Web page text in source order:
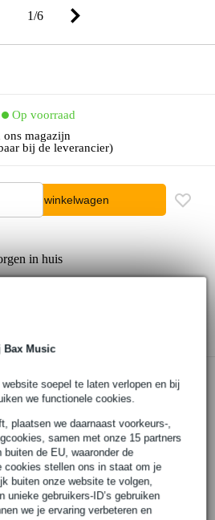
Music
soepel te laten verlopen en bij
we functionele cookies.
plaatsen we daarnaast voorkeurs-,
samen met onze 15 partners
de EU, waaronder de
cookies stellen ons in staat om je
buiten onze website te volgen,
unieke gebruikers-ID’s gebruiken
we je ervaring verbeteren en
1/6
Op voorraad
magazijn
bij de leverancier)
In winkelwagen
in huis